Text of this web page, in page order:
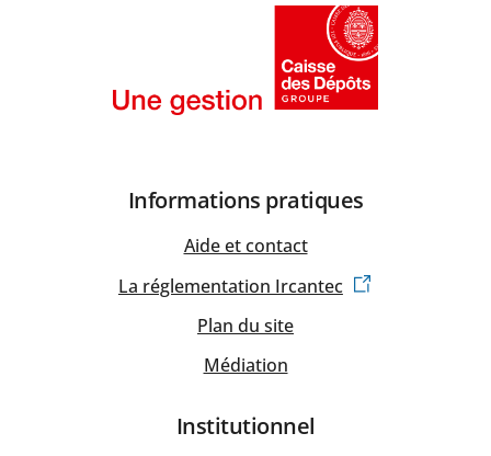
Informations pratiques
Aide et contact
La réglementation Ircantec
Plan du site
Médiation
Institutionnel